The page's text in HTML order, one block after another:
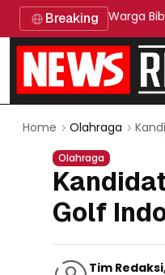
Breaking Warga
Home Olahraga
Olahraga
Golf
Tim